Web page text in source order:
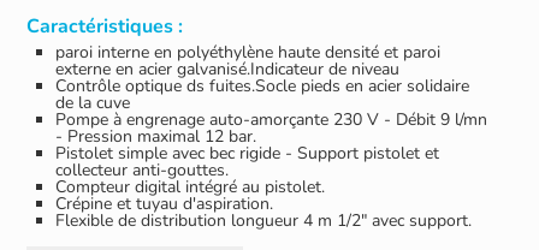
Caractéristiques :
paroi interne en polyéthylène haute densité et paroi
externe en acier galvanisé.Indicateur de niveau
Contrôle optique ds fuites.Socle pieds en acier solidaire
de la cuve
Pompe à engrenage auto-amorçante 230 V - Débit 9 l/mn
- Pression maximal 12 bar.
Pistolet simple avec bec rigide - Support pistolet et
collecteur anti-gouttes.
Compteur digital intégré au pistolet.
Crépine et tuyau d'aspiration.
Flexible de distribution longueur 4 m 1/2" avec support.